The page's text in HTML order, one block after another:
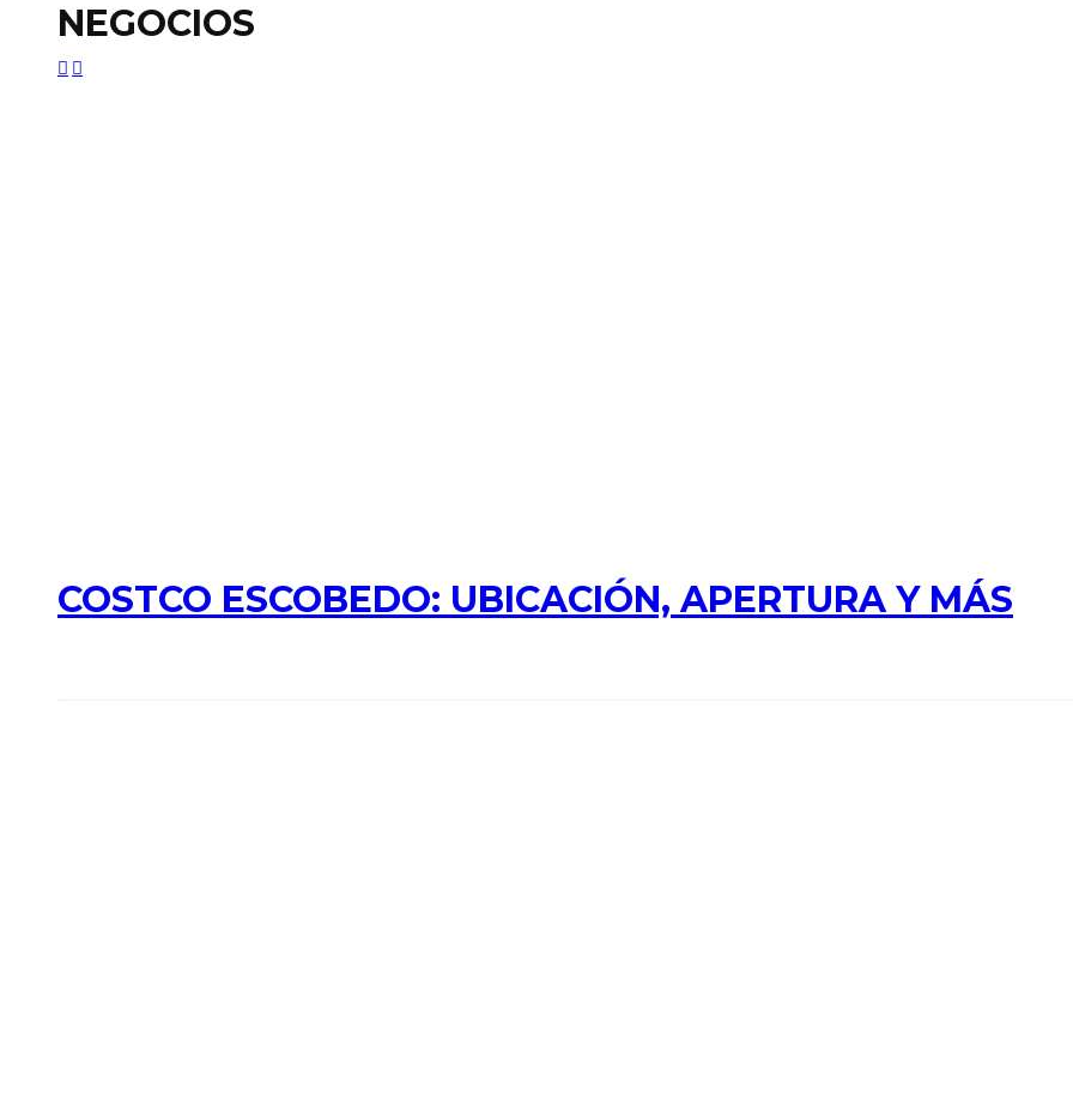
NEGOCIOS
COSTCO ESCOBEDO: UBICACIÓN, APERTURA Y MÁS